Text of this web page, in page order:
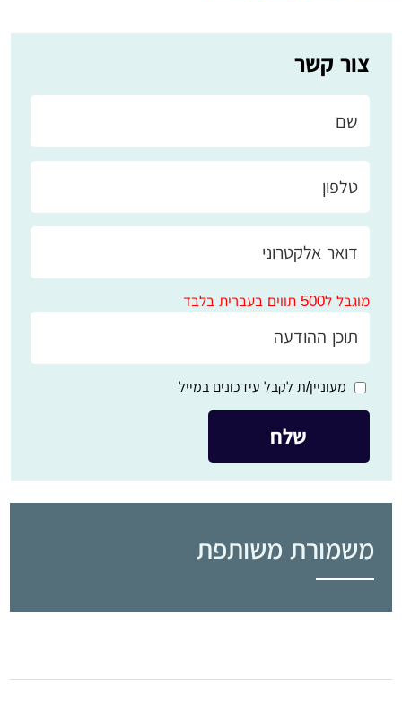
צור קשר
מוגבל ל500 תווים בעברית בלבד
מעוניין/ת לקבל עידכונים במייל
משמורת משותפת